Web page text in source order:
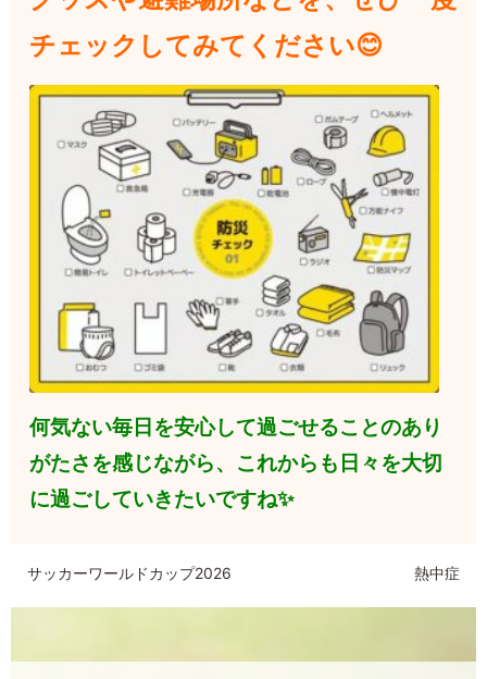
チェックしてみてください😊
何気ない毎日を安心して過ごせることのあり
がたさ を感じながら、これからも日々を大切
に過ごしていきたいですね✨
サッカーワールドカップ2026 熱中症